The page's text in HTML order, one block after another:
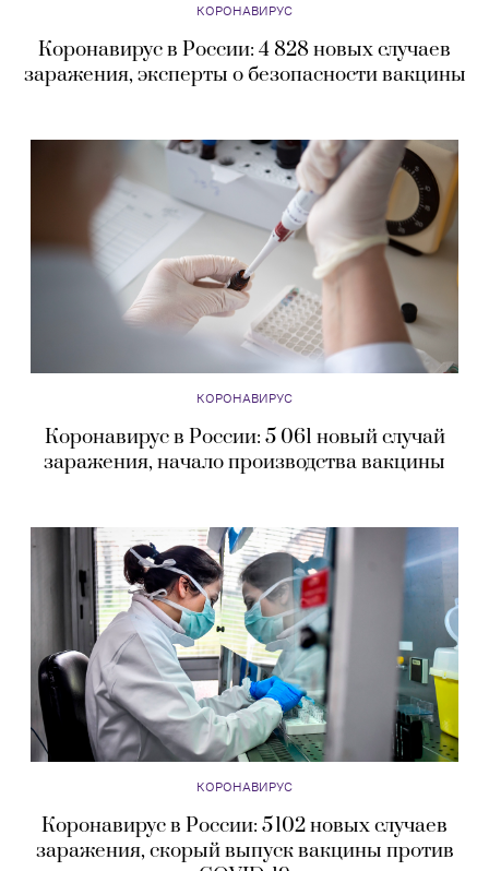
КОРОНАВИРУС
Коронавирус в России: 4 828 новых случаев
заражения, эксперты о безопасности вакцины
КОРОНАВИРУС
Коронавирус в России: 5 061 новый случай
заражения, начало производства вакцины
КОРОНАВИРУС
Коронавирус в России: 5 102 новых случаев
заражения, скорый выпуск вакцины против